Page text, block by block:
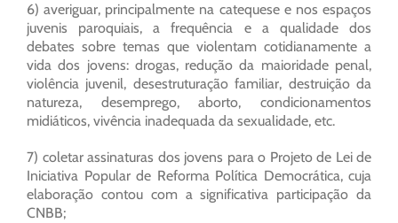
6) averiguar, principalmente na catequese e nos espaços
juvenis paroquiais, a frequência e a qualidade dos
debates sobre temas que violentam cotidianamente a
vida dos jovens: drogas, redução da maioridade penal,
violência juvenil, desestruturação familiar, destruição da
natureza, desemprego, aborto, condicionamentos
midiáticos, vivência inadequada da sexualidade, etc.
7) coletar assinaturas dos jovens para o Projeto de Lei de
Iniciativa Popular de Reforma Política Democrática, cuja
elaboração contou com a significativa participação da
CNBB;